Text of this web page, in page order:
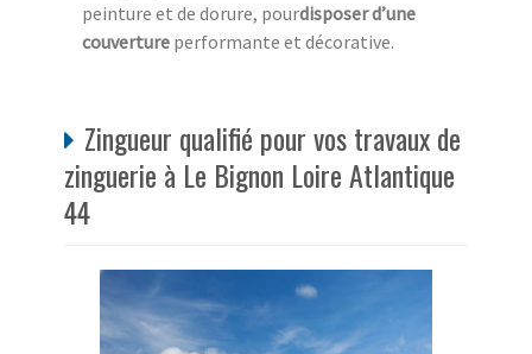
peinture et de dorure, pourdisposer d’une
couverture performante et décorative.
Zingueur qualifié pour vos travaux de
zinguerie à Le Bignon Loire Atlantique
44